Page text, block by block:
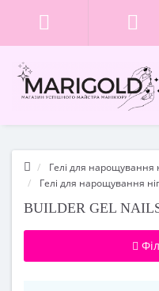
Гелі для нарощування
Гелі для нарощування
BUILDER GEL